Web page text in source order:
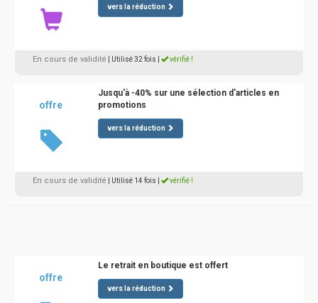
vers la réduction
En cours de validité | Utilisé 32 fois vérifié !
offre
Jusqu'à -40% sur une sélection d'articles en
promotions
vers la réduction
En cours de validité | Utilisé 14 fois vérifié !
offre
Le retrait en boutique est offert
vers la réduction